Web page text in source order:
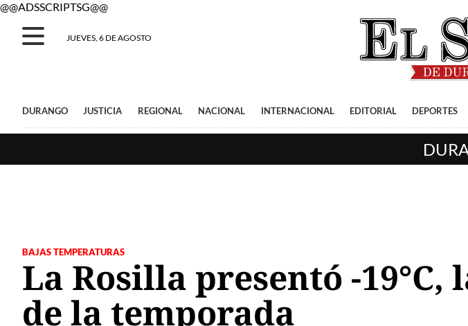
@@ADSSCRIPTSG@@
JUEVES, 6 DE AGOSTO
DURANGO JUSTICIA REGIONAL NACIONAL INTERNACIONAL EDITORIAL DEPORTES
BAJAS TEMPERATURAS
La Rosilla presentó -
de la temporada